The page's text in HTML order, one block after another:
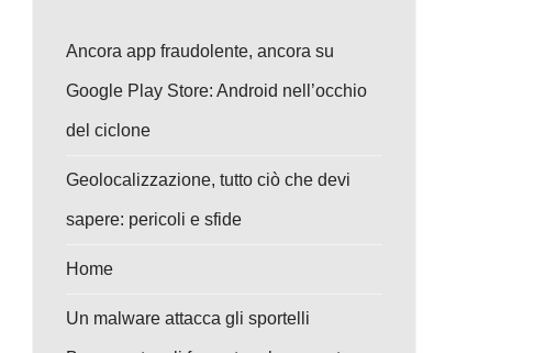
Ancora app fraudolente, ancora su
Google Play Store: Android nell’occhio
del ciclone
Geolocalizzazione, tutto ciò che devi
sapere: pericoli e sfide
Home
Un malware attacca gli sportelli